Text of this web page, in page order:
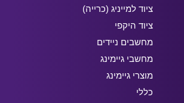
ציוד למייניג (כרייה)
ציוד היקפי
מחשבים ניידים
מחשבי גיימינג
מוצרי גיימינג
כללי